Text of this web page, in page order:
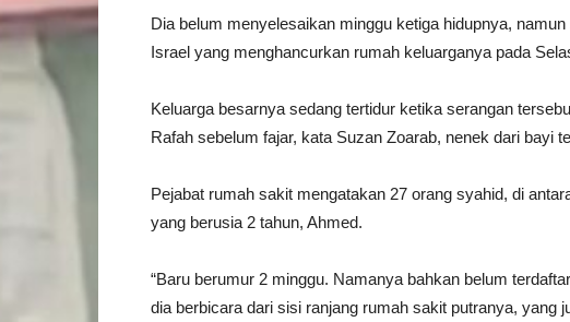
Dia belum menyelesaikan minggu ketiga hidupnya,
Israel yang menghancurkan rumah keluarganya pada
Keluarga besarnya sedang tertidur ketika serangan
Rafah sebelum fajar, kata Suzan Zoarab, nenek dari bayi
Pejabat rumah sakit mengatakan 27 orang syahid, di
yang berusia 2 tahun, Ahmed.
“Baru berumur 2 minggu. Namanya bahkan belum
dia berbicara dari sisi ranjang rumah sakit putranya, yang